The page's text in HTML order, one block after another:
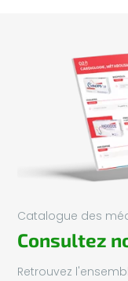
Catalogue des
Consultez
Retrouvez